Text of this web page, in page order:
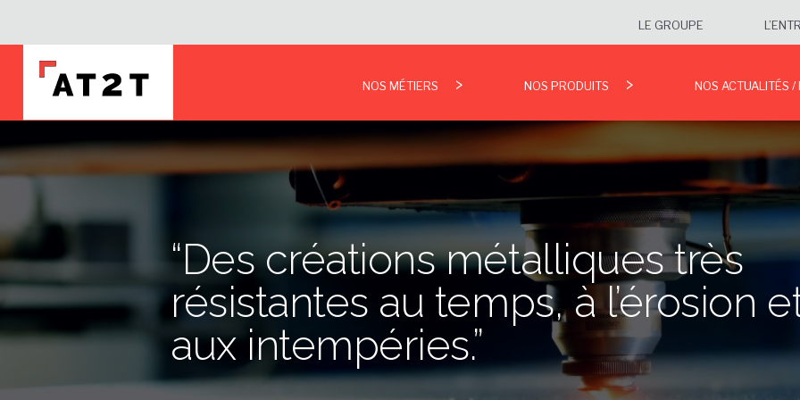
LE GROUPE
NOS MÉTIERS NOS PRODUITS NOS ACTUALITÉS /
“Des créations métalliques très
résistantes au temps, à l’érosion
aux intempéries.”